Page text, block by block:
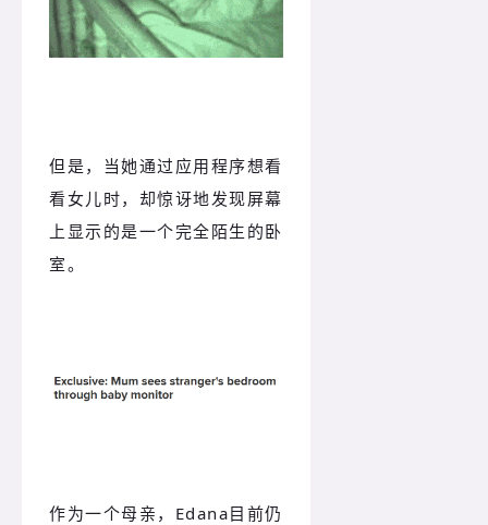
但是，当她通过应用程序想看
看女儿时，却惊讶地发现屏幕
上显示的是一个完全陌生的卧
室。
作为一个母亲，Edana目前仍